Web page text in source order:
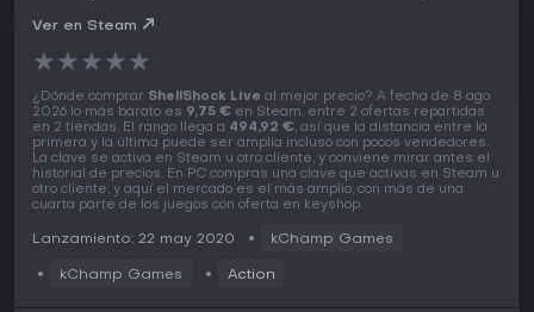
Ver en Steam
★★★★★
¿Dónde comprar ShellShock Live al mejor precio? A fecha de 8 ago
2026 lo más barato es 9,75 € en Steam, entre 2 ofertas repartidas
en 2 tiendas. El rango llega a 494,92 €, así que la distancia entre la
primera y la última puede ser amplia incluso con pocos vendedores.
La clave se activa en Steam u otro cliente, y conviene mirar antes el
historial de precios. En PC compras una clave que activas en Steam u
otro cliente, y aquí el mercado es el más amplio, con más de una
cuarta parte de los juegos con oferta en keyshop.
Lanzamiento: 22 may 2020 kChamp Games
kChamp Games Action